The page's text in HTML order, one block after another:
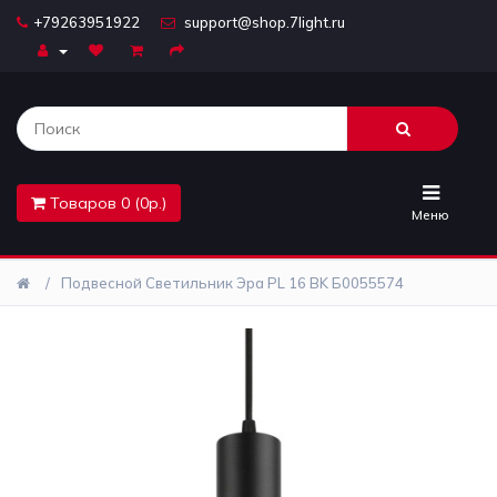
+79263951922 support@shop.7light.ru
Товаров 0 (0р.)
Меню
Комплектующие
Лайтбоксы
Подвесной Светильник Эра PL 16 BK Б0055574